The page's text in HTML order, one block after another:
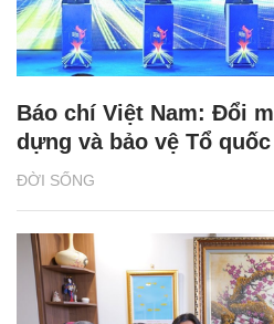
ĐỜI SỐNG
Báo chí Việt Nam: Đổi
dựng và bảo vệ Tổ quốc